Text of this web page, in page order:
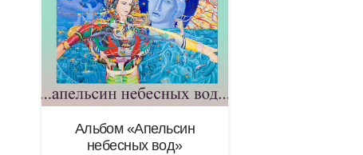
Альбом «Апельсин
небесных вод»